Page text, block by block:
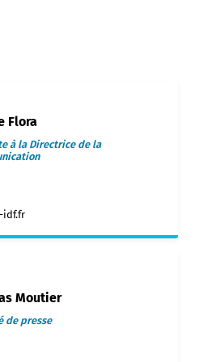
Flora
à la Directrice de la
idf.fr
Moutier
de presse